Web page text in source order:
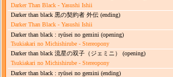
Darker Than Black - Yasushi Ishii
Darker than black 黒の契約者 外伝 (ending)
Darker Than Black - Yasushi Ishii
Darker than black : ryūsei no gemini (opening)
Tsukiakari no Michishirube - Stereopony
Darker than black 流星の双子（ジェミニ）
(opening)
Tsukiakari no Michishirube - Stereopony
Darker than black : ryūsei no gemini (ending)